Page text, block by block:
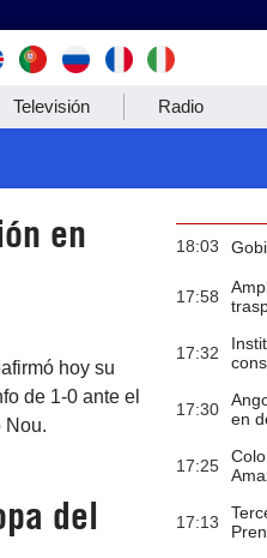
Televisión Radio
en
hoy su
de 1-0 ante el
Nou.
del
18:03
17:58
17:32
17:30
en
17:25
17:13